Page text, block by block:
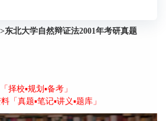
>东北大学自然辩证法2001年考研真题
择校▪规划▪备考」
「真题▪笔记▪讲义▪题库」